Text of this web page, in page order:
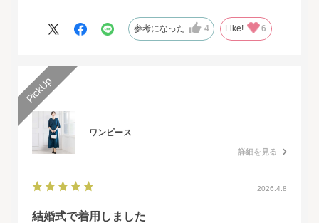
また、購入するとすぐに届くのでとても便利だと思いました。
参考になった 4 Like! 6
ワンピース
詳細を見る
2026.4.8
結婚式で着用しました